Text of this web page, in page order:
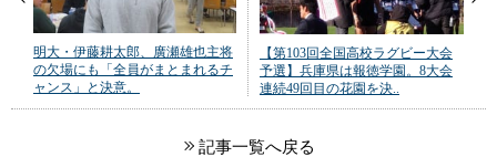
明大・伊藤耕太郎、廣瀬雄也主将
の欠場にも「全員がまとまれるチ
ャンス」と決意。
【第103回全国高校ラグビー大会
予選】兵庫県は報徳学園。8大会
連続49回目の花園を決..
記事一覧へ戻る